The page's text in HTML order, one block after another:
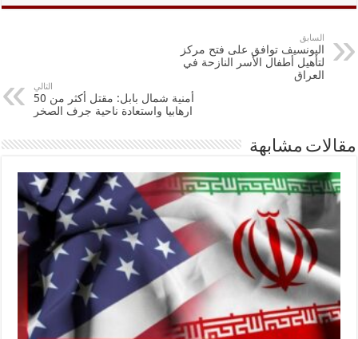
السابق
اليونسيف توافق على فتح مركز
لتأهيل أطفال الأسر النازحة في
العراق
التالي
أمنية شمال بابل: مقتل أكثر من 50
ارهابيا واستعادة ناحية جرف الصخر
مقالات مشابهة